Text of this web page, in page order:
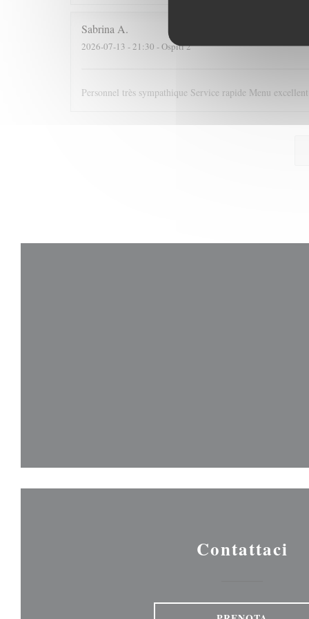
Sabrina A
2026-07-13 - 21:30 - Ospiti 2
Personnel très sympathique Service rapide Menu
Contattaci